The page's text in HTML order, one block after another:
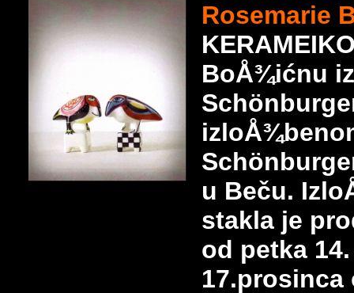
Rosemarie
BoÅ¾ićnu
u Beču.
stakla je
od petka
17.prosinca